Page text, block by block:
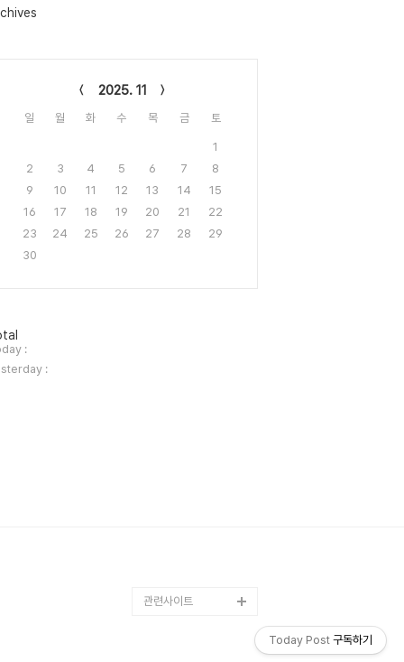
2025. 11
일 월 화 수 목 금 토
1
2
3 4 5 6 7
8
9
10 11 12 13 14
15
16
17 18 19 20 21
22
23
24 25 26 27 28
29
30
:
:
관련사이트
Today Post 구독하기